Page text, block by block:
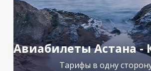
Авиабилеты Астана -
Тарифы в одну